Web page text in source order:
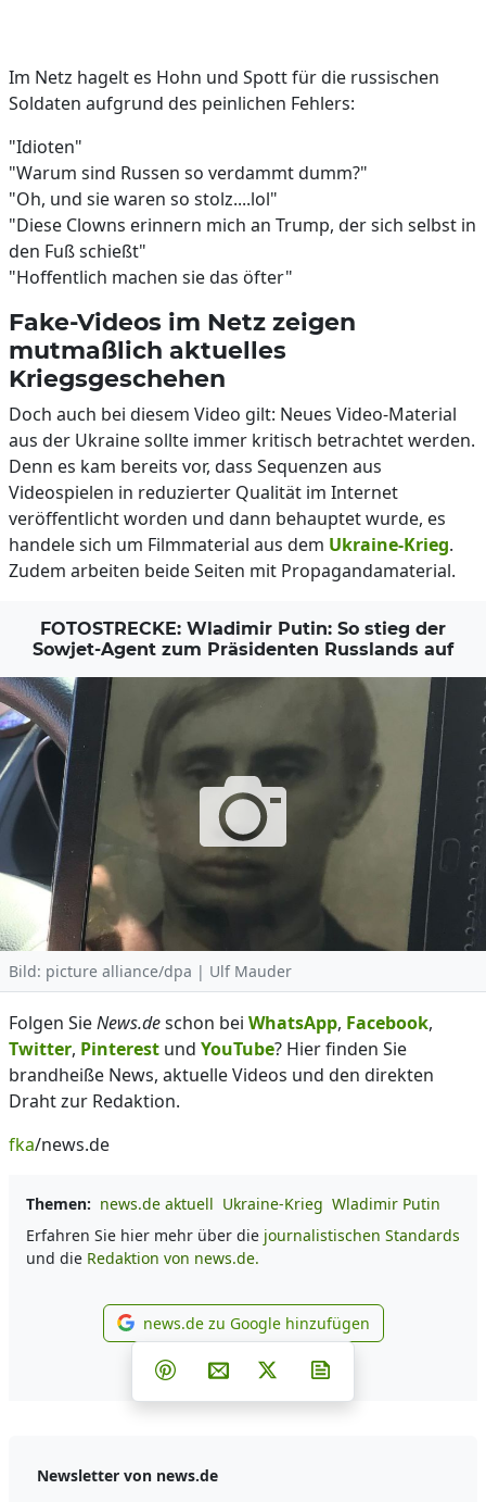
Im Netz hagelt es Hohn und Spott für die russischen
Soldaten aufgrund des peinlichen Fehlers:
"Idioten"
"Warum sind Russen so verdammt dumm?"
"Oh, und sie waren so stolz....lol"
"Diese Clowns erinnern mich an Trump, der sich selbst in
den Fuß schießt"
"Hoffentlich machen sie das öfter"
Fake-Videos im Netz zeigen
mutmaßlich aktuelles
Kriegsgeschehen
Doch auch bei diesem Video gilt: Neues Video-Material
aus der Ukraine sollte immer kritisch betrachtet werden.
Denn es kam bereits vor, dass Sequenzen aus
Videospielen in reduzierter Qualität im Internet
veröffentlicht worden und dann behauptet wurde, es
handele sich um Filmmaterial aus dem Ukraine-Krieg.
Zudem arbeiten beide Seiten mit Propagandamaterial.
FOTOSTRECKE: Wladimir Putin: So stieg der
Sowjet-Agent zum Präsidenten Russlands auf
Bild: picture alliance/dpa | Ulf Mauder
Folgen SieNews.deschon bei WhatsApp, Facebook,
Twitter, Pinterest und YouTube? Hier finden Sie
brandheiße News, aktuelle Videos und den direkten
Draht zur Redaktion.
fka/news.de
Themen: news.de aktuell Ukraine-Krieg Wladimir Putin
Erfahren Sie hier mehr über die journalistischen Standards
und die Redaktion von news.de.
news.de zu Google
news.de zu Google hinzufügen
Teilen auf Facebook
Teilen auf Whatsapp
Teilen auf Telegram
Teilen auf Pinterest
Per E-Mail teilen
Post auf X
Newsletter von news.de